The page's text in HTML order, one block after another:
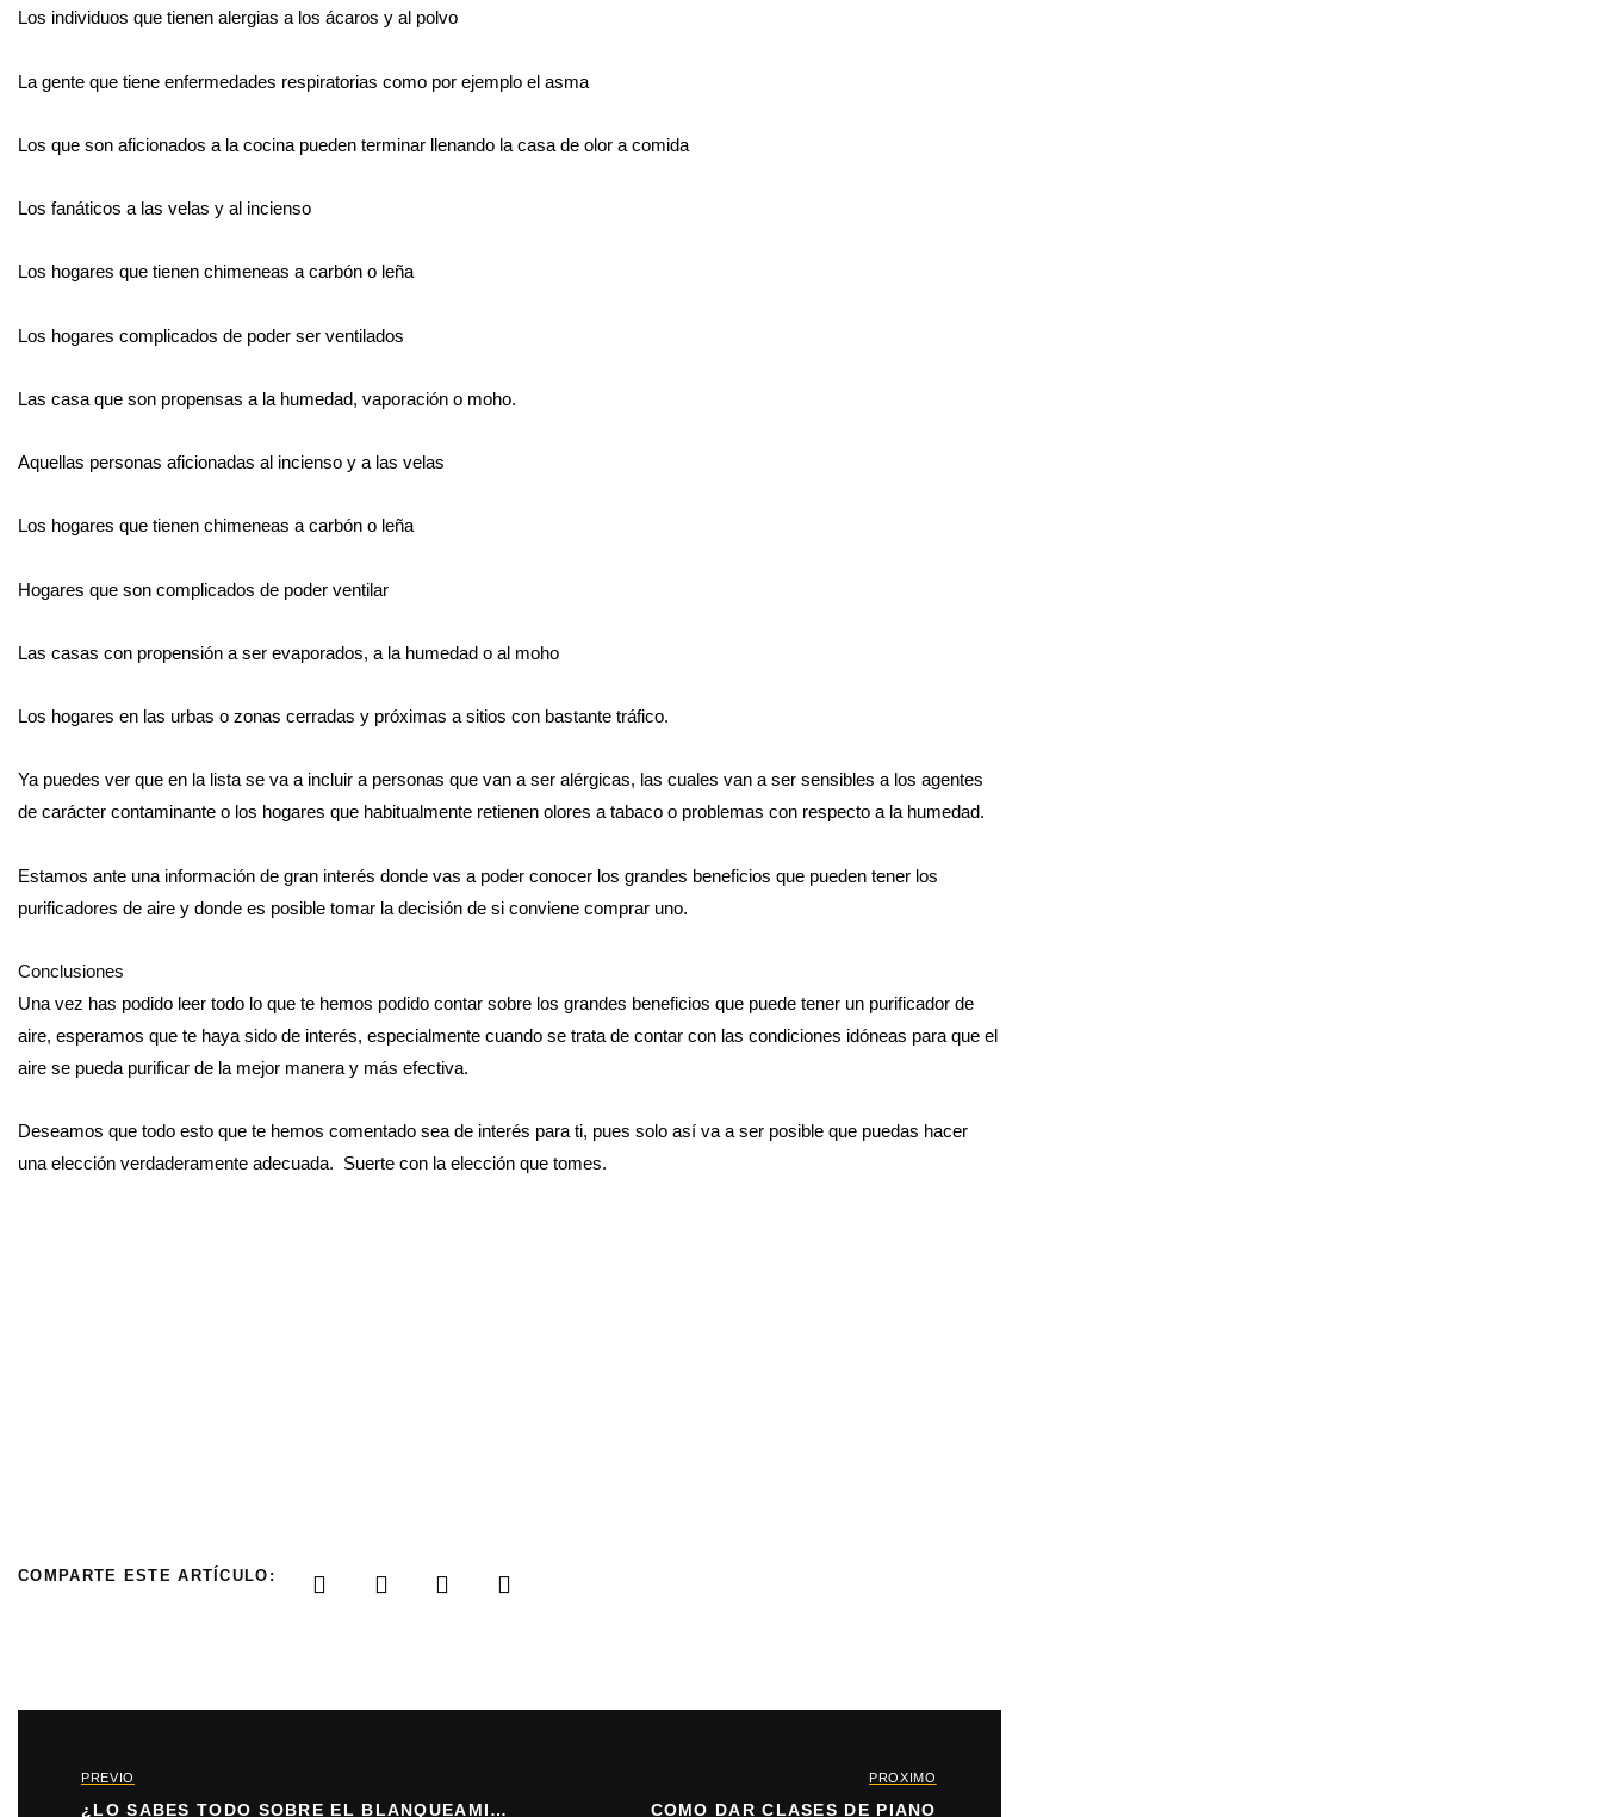
Los individuos que tienen alergias a los ácaros y al polvo
La gente que tiene enfermedades respiratorias como por ejemplo el asma
Los que son aficionados a la cocina pueden terminar llenando la casa de olor a comida
Los fanáticos a las velas y al incienso
Los hogares que tienen chimeneas a carbón o leña
Los hogares complicados de poder ser ventilados
Las casa que son propensas a la humedad, vaporación o moho.
Aquellas personas aficionadas al incienso y a las velas
Los hogares que tienen chimeneas a carbón o leña
Hogares que son complicados de poder ventilar
Las casas con propensión a ser evaporados, a la humedad o al moho
Los hogares en las urbas o zonas cerradas y próximas a sitios con bastante tráfico.
Ya puedes ver que en la lista se va a incluir a personas que van a ser alérgicas, las cuales van a ser sensibles a los agentes
de carácter contaminante o los hogares que habitualmente retienen olores a tabaco o problemas con respecto a la humedad.
Estamos ante una información de gran interés donde vas a poder conocer los grandes beneficios que pueden tener los
purificadores de aire y donde es posible tomar la decisión de si conviene comprar uno.
Conclusiones
Una vez has podido leer todo lo que te hemos podido contar sobre los grandes beneficios que puede tener un purificador de
aire, esperamos que te haya sido de interés, especialmente cuando se trata de contar con las condiciones idóneas para que el
aire se pueda purificar de la mejor manera y más efectiva.
Deseamos que todo esto que te hemos comentado sea de interés para ti, pues solo así va a ser posible que puedas hacer
una elección verdaderamente adecuada. Suerte con la elección que tomes.
COMPARTE ESTE ARTÍCULO:
PREVIO
¿LO SABES TODO SOBRE EL BLANQUEAMIENTO DENTAL?
PROXIMO
COMO DAR CLASES DE PIANO